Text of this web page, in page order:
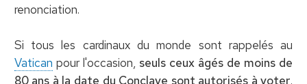
renonciation.
Si tous les cardinaux du monde sont rappelés au
Vatican pour l'occasion, seuls ceux âgés de moins de
80 ans à la date du Conclave sont autorisés à voter.